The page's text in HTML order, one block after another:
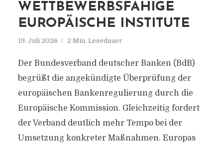
WETTBEWERBSFÄHIGE
EUROPÄISCHE INSTITUTE
19. Juli 2026 2 Min. Lesedauer
Der Bundesverband deutscher Banken (BdB)
begrüßt die angekündigte Überprüfung der
europäischen Bankenregulierung durch die
Europäische Kommission. Gleichzeitig fordert
der Verband deutlich mehr Tempo bei der
Umsetzung konkreter Maßnahmen. Europas